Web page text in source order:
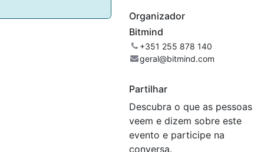
Organizador
Bitmind
+351 255 878 140
geral@bitmind.com
Partilhar
Descubra o que as pessoas
veem e dizem sobre este
evento e participe na
conversa.